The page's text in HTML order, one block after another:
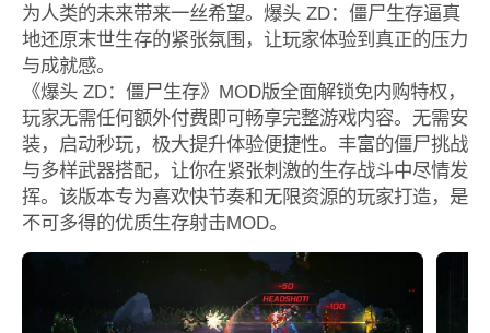
为人类的未来带来一丝希望。爆头 ZD：僵尸生存逼真
地还原末世生存的紧张氛围，让玩家体验到真正的压力
与成就感。
《爆头 ZD：僵尸生存》MOD版全面解锁免内购特权，
玩家无需任何额外付费即可畅享完整游戏内容。无需安
装，启动秒玩，极大提升体验便捷性。丰富的僵尸挑战
与多样武器搭配，让你在紧张刺激的生存战斗中尽情发
挥。该版本专为喜欢快节奏和无限资源的玩家打造，是
不可多得的优质生存射击MOD。